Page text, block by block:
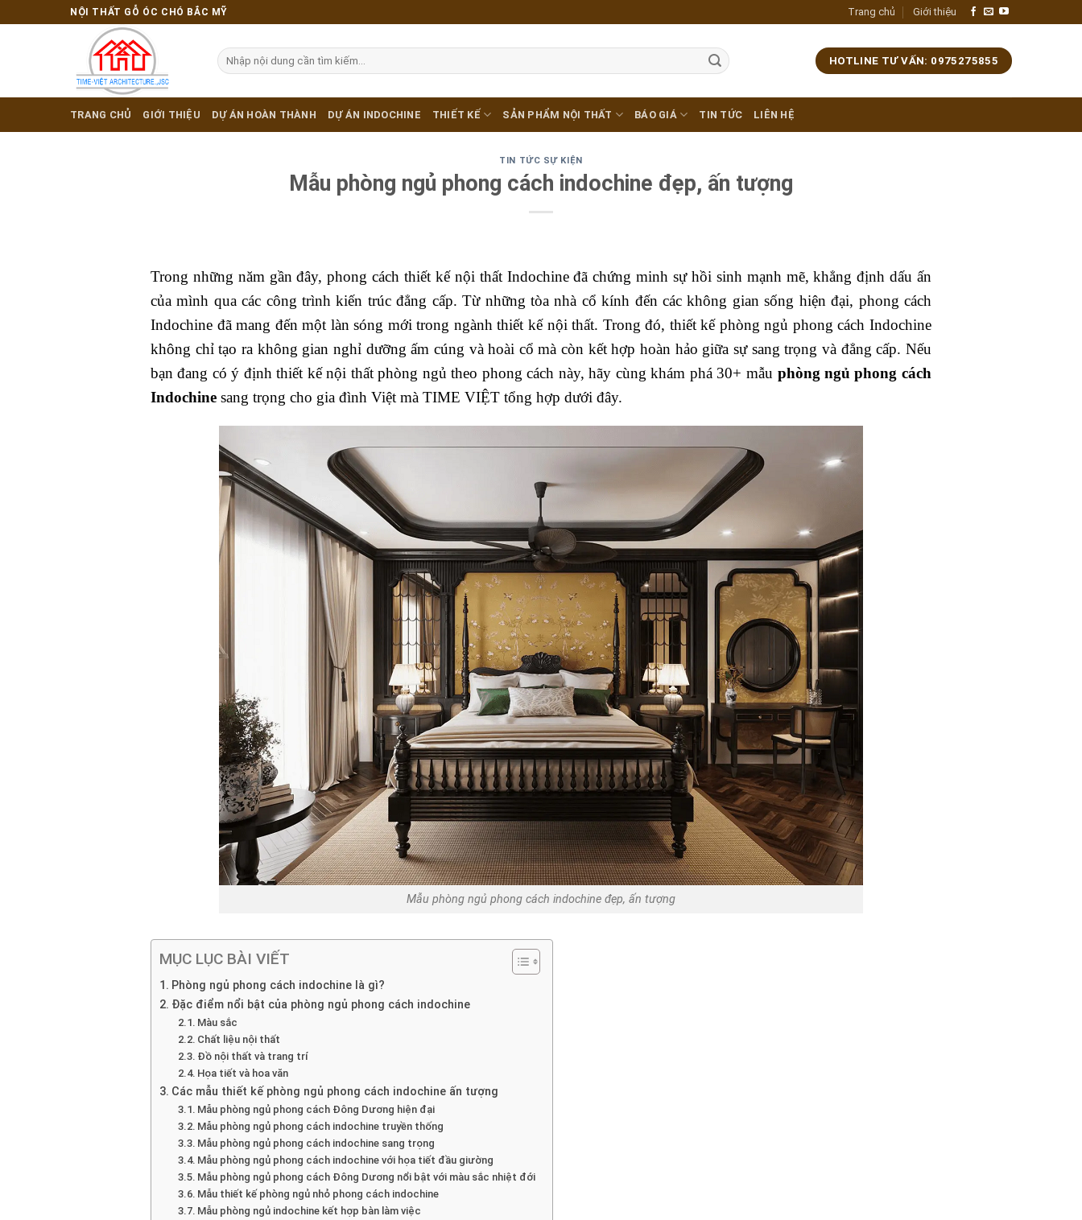
to
NỘI THẤT GỖ ÓC CHÓ BẮC MỸ Trang chủ Giới thiệu
HOTLINE TƯ VẤN: 0975275855
TRANG CHỦ GIỚI THIỆU DỰ ÁN HOÀN THÀNH DỰ ÁN INDOCHINE THIẾT KẾ SẢN PHẨM NỘI THẤT BÁO GIÁ TIN TỨC LIÊN HỆ
TIN TỨC SỰ KIỆN
Mẫu phòng ngủ phong cách indochine đẹp, ấn tượng
Trong những năm gần đây, phong cách thiết kế nội thất Indochine đã chứng minh sự hồi sinh mạnh mẽ, khẳng định dấu ấn
của mình qua các công trình kiến trúc đẳng cấp. Từ những tòa nhà cổ kính đến các không gian sống hiện đại, phong cách
Indochine đã mang đến một làn sóng mới trong ngành thiết kế nội thất. Trong đó, thiết kế phòng ngủ phong cách Indochine
không chỉ tạo ra không gian nghỉ dưỡng ấm cúng và hoài cổ mà còn kết hợp hoàn hảo giữa sự sang trọng và đẳng cấp. Nếu
bạn đang có ý định thiết kế nội thất phòng ngủ theo phong cách này, hãy cùng khám phá 30+ mẫu phòng ngủ phong cách
Indochine sang trọng cho gia đình Việt mà TIME VIỆT tổng hợp dưới đây.
Mẫu phòng ngủ phong cách indochine đẹp, ấn tượng
MỤC LỤC BÀI VIẾT
Phòng ngủ phong cách indochine là gì?
Đặc điểm nổi bật của phòng ngủ phong cách indochine
Màu sắc
Chất liệu nội thất
Đồ nội thất và trang trí
Họa tiết và hoa văn
Các mẫu thiết kế phòng ngủ phong cách indochine ấn tượng
Mẫu phòng ngủ phong cách Đông Dương hiện đại
Mẫu phòng ngủ phong cách indochine truyền thống
Mẫu phòng ngủ phong cách indochine sang trọng
Mẫu phòng ngủ phong cách indochine với họa tiết đầu giường
Mẫu phòng ngủ phong cách Đông Dương nổi bật với màu sắc nhiệt đới
Mẫu thiết kế phòng ngủ nhỏ phong cách indochine
Mẫu phòng ngủ indochine kết hợp bàn làm việc